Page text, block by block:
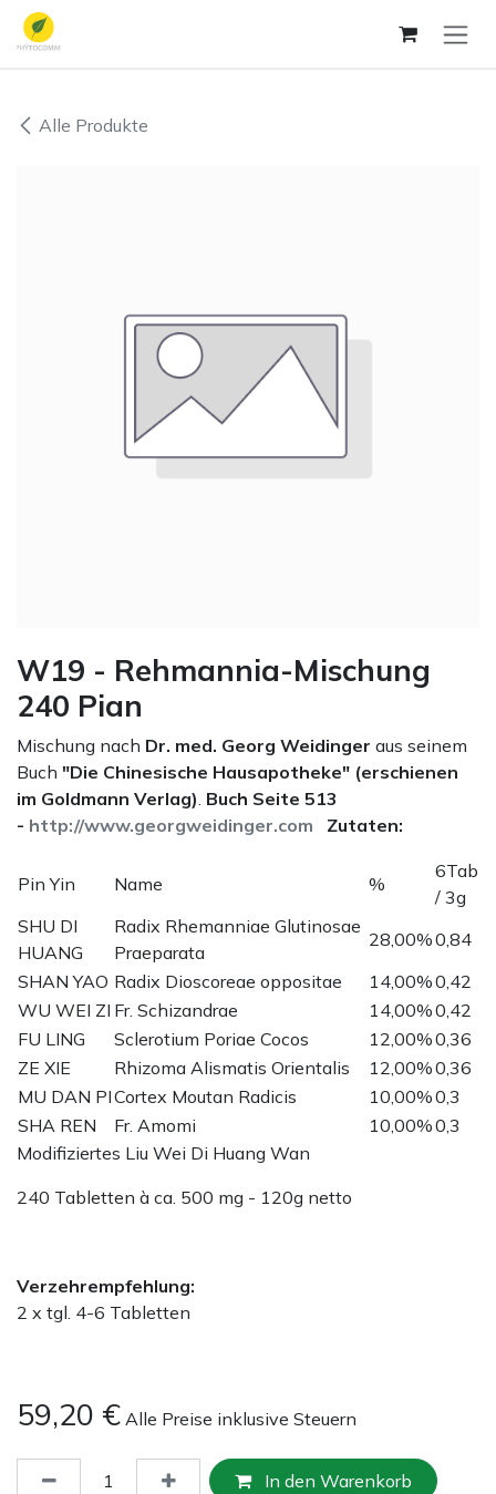
Zum Inhalt springen
Alle Produkte
W19 - Rehmannia-Mischung
240 Pian
Mischung nach Dr. med. Georg Weidinger aus seinem
Buch "Die Chinesische Hausapotheke" (erschienen
im Goldmann Verlag). Buch Seite 513
- http://www.georgweidinger.com Zutaten:
Pin Yin Name %
6Tab
/ 3g
SHU DI
HUANG
Radix Rhemanniae Glutinosae
Praeparata
28,00%0,84
SHAN YAO Radix Dioscoreae oppositae 14,00%0,42
WU WEI ZI Fr. Schizandrae 14,00%0,42
FU LING
Sclerotium Poriae Cocos 12,00%0,36
ZE XIE
Rhizoma Alismatis Orientalis 12,00%0,36
MU DAN PICortex Moutan Radicis 10,00%0,3
SHA REN
Fr. Amomi 10,00%0,3
Modifiziertes Liu Wei Di Huang Wan
240 Tabletten à ca. 500 mg - 120g netto
Verzehrempfehlung:
2 x tgl. 4-6 Tabletten
59,20 € Alle Preise inklusive Steuern
In den Warenkorb